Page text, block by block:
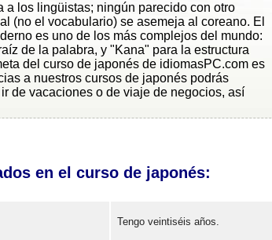
a los lingüistas; ningún parecido con otro
(no el vocabulario) se asemeja al coreano. El
es uno de los más complejos del mundo:
de la palabra, y "Kana" para la estructura
del curso de japonés de idiomasPC.com es
a nuestros cursos de japonés podrás
de vacaciones o de viaje de negocios, así
en el curso de japonés:
Tengo veintiséis años.